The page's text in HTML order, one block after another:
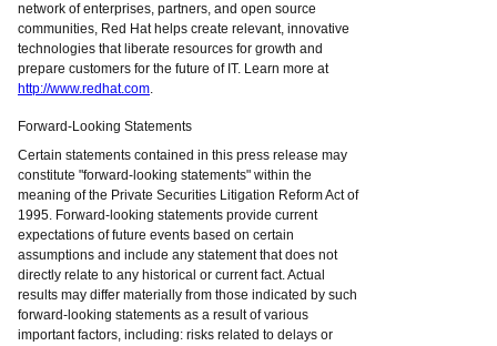
network of enterprises, partners, and open source
communities, Red Hat helps create relevant, innovative
technologies that liberate resources for growth and
prepare customers for the future of IT. Learn more at
http://www.redhat.com.
Forward-Looking Statements
Certain statements contained in this press release may
constitute "forward-looking statements" within the
meaning of the Private Securities Litigation Reform Act of
1995. Forward-looking statements provide current
expectations of future events based on certain
assumptions and include any statement that does not
directly relate to any historical or current fact. Actual
results may differ materially from those indicated by such
forward-looking statements as a result of various
important factors, including: risks related to delays or